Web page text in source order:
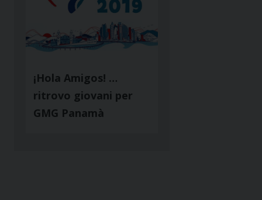
¡Hola Amigos! …
ritrovo giovani per
GMG Panamà